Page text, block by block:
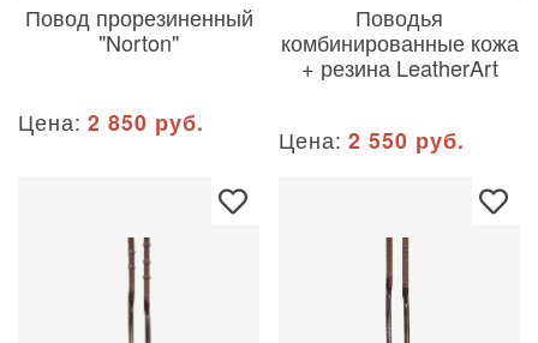
Повод прорезиненный
"Norton"
Цена: 2 850 руб.
Поводья
комбинированные кожа
+ резина LeatherArt
Цена: 2 550 руб.